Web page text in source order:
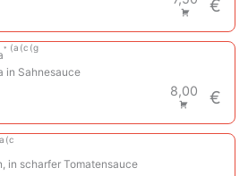
€
a c g
in Sahnesauce
8,00 €
a c
in scharfer Tomatensauce